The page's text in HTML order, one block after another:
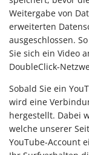
Weitergabe von
erweiterten
ausgeschlossen.
Sie sich ein Video
DoubleClick-
Sobald Sie ein
wird eine
hergestellt. Dabei
welche unserer
YouTube-Account